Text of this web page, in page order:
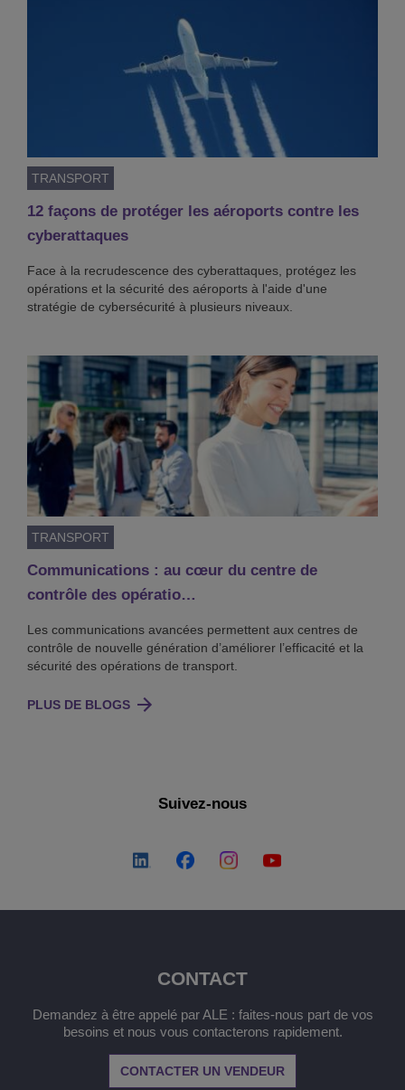
TRANSPORT
12 façons de protéger les aéroports contre les
cyberattaques
Face à la recrudescence des cyberattaques, protégez les
opérations et la sécurité des aéroports à l'aide d'une
stratégie de cybersécurité à plusieurs niveaux.
TRANSPORT
Communications : au cœur du centre de
contrôle des opératio…
Les communications avancées permettent aux centres de
contrôle de nouvelle génération d’améliorer l’efficacité et la
sécurité des opérations de transport.
PLUS DE BLOGS
Suivez-nous
CONTACT
Demandez à être appelé par ALE : faites-nous part de vos
besoins et nous vous contacterons rapidement.
CONTACTER UN VENDEUR